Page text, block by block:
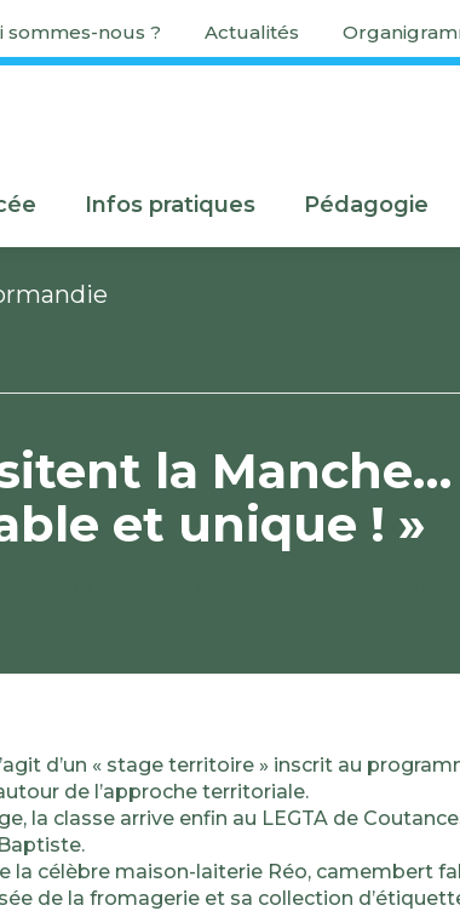
sommes-nous ? Actualités
Infos pratiques Pédagogie
la Manche…
et unique ! »
d’un « stage territoire » inscrit au
de l’approche territoriale.
la classe arrive enfin au LEGTA de
la célèbre maison-laiterie Réo, camembert
de la fromagerie et sa collection